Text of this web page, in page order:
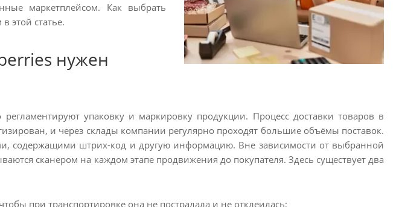
маркетплейсом. Как выбрать
этой статье.
нужен
упаковку и маркировку продукции. Процесс доставки товаров в
и через склады компании регулярно проходят большие объёмы поставок.
содержащими штрих-код и другую информацию. Вне зависимости от выбранной
сканером на каждом этапе продвижения до покупателя. Здесь существует два
при транспортировке она не пострадала и не отклеилась;